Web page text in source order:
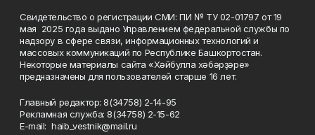
Свидетельство о регистрации СМИ: ПИ № ТУ 02-01797 от 19
мая 2025 года выдано Управлением федеральной службы по
надзору в сфере связи, информационных технологий и
массовых коммуникаций по Республике Башкортостан.
Некоторые материалы сайта «Хәйбулла хәбәрҙәре»
предназначены для пользователей старше 16 лет.
Главный редактор: 8(34758) 2-14-95
Рекламная служба: 8(34758) 2-15-62
Е-mаil: haib_vestnik@mail.ru